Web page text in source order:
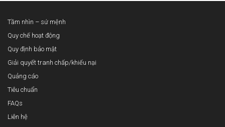
Tầm nhìn – sứ mệnh
Quy chế hoạt động
Quy định bảo mật
Giải quyết tranh chấp/khiếu nại
Quảng cáo
Tiêu chuẩn
FAQs
Liên hệ